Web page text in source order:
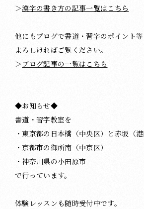
＞漢字の書き方の記事一覧はこちら
他にもブログで書道・習字のポイント等
よろしければご覧ください。
＞ ブログ記事の一覧はこちら
◆お知らせ◆
書道・習字教室を
・東京都の日本橋（中央区）と赤坂（港
・京都市の御所南（中京区）
・神奈川県の小田原市
で行っています。
体験レッスンも随時受付中です。